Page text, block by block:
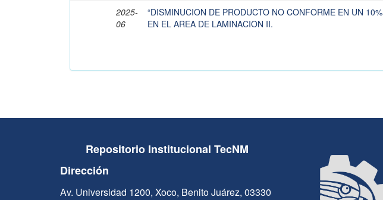
2025-
06
“DISMINUCION DE PRODUCTO NO CONFORME EN UN 10%
EN EL AREA DE LAMINACION II.
Repositorio Institucional TecNM
Dirección
Av. Universidad 1200, Xoco, Benito Juárez, 03330